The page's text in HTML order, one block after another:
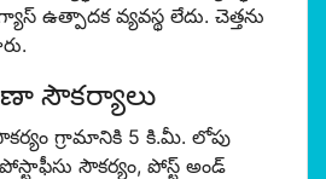
వ్యవస్థ లేదు. చెత్తను
సౌకర్యాలు
గ్రామానికి 5 కి.మీ. లోపు
సౌకర్యం, పోస్ట్ అండ్